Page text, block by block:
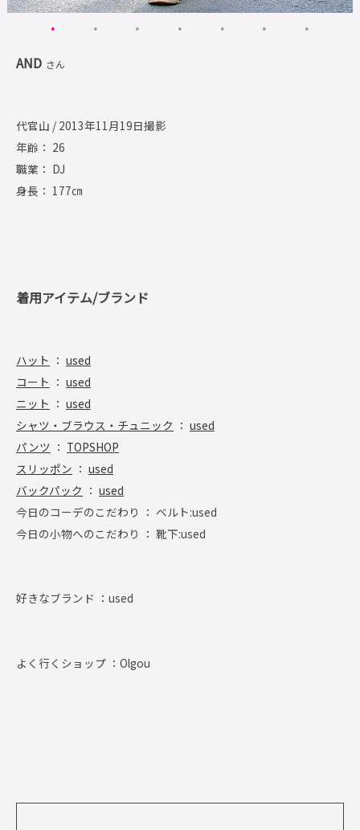
AND さん
代官山 / 2013年11月19日撮影
年齢： 26
職業： DJ
身長： 177㎝
着用アイテム/ブランド
ハット ： used
コート ： used
ニット ： used
シャツ・ブラウス・チュニック ： used
パンツ ： TOPSHOP
スリッポン ： used
バックパック ： used
今日のコーデのこだわり ： ベルト:used
今日の小物へのこだわり ： 靴下:used
好きなブランド ： used
よく行くショップ ： Olgou